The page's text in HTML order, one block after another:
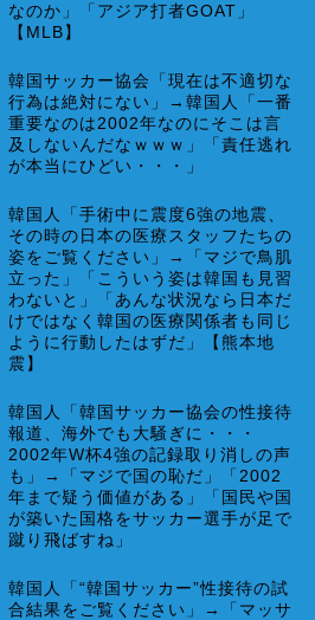
なのか」「アジア打者GOAT」
【MLB】
韓国サッカー協会「現在は不適切な
行為は絶対にない」→韓国人「一番
重要なのは2002年なのにそこは言
及しないんだなｗｗｗ」「責任逃れ
が本当にひどい・・・」
韓国人「手術中に震度6強の地震、
その時の日本の医療スタッフたちの
姿をご覧ください」→「マジで鳥肌
立った」「こういう姿は韓国も見習
わないと」「あんな状況なら日本だ
けではなく韓国の医療関係者も同じ
ように行動したはずだ」【熊本地
震】
韓国人「韓国サッカー協会の性接待
報道、海外でも大騒ぎに・・・
2002年W杯4強の記録取り消しの声
も」→「マジで国の恥だ」「2002
年まで疑う価値がある」「国民や国
が築いた国格をサッカー選手が足で
蹴り飛ばすね」
韓国人「“韓国サッカー”性接待の試
合結果をご覧ください」→「マッサ